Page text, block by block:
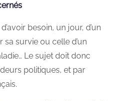
d’avoir besoin, un jour, d’un
survie ou celle d’un
Le sujet doit donc
politiques, et par